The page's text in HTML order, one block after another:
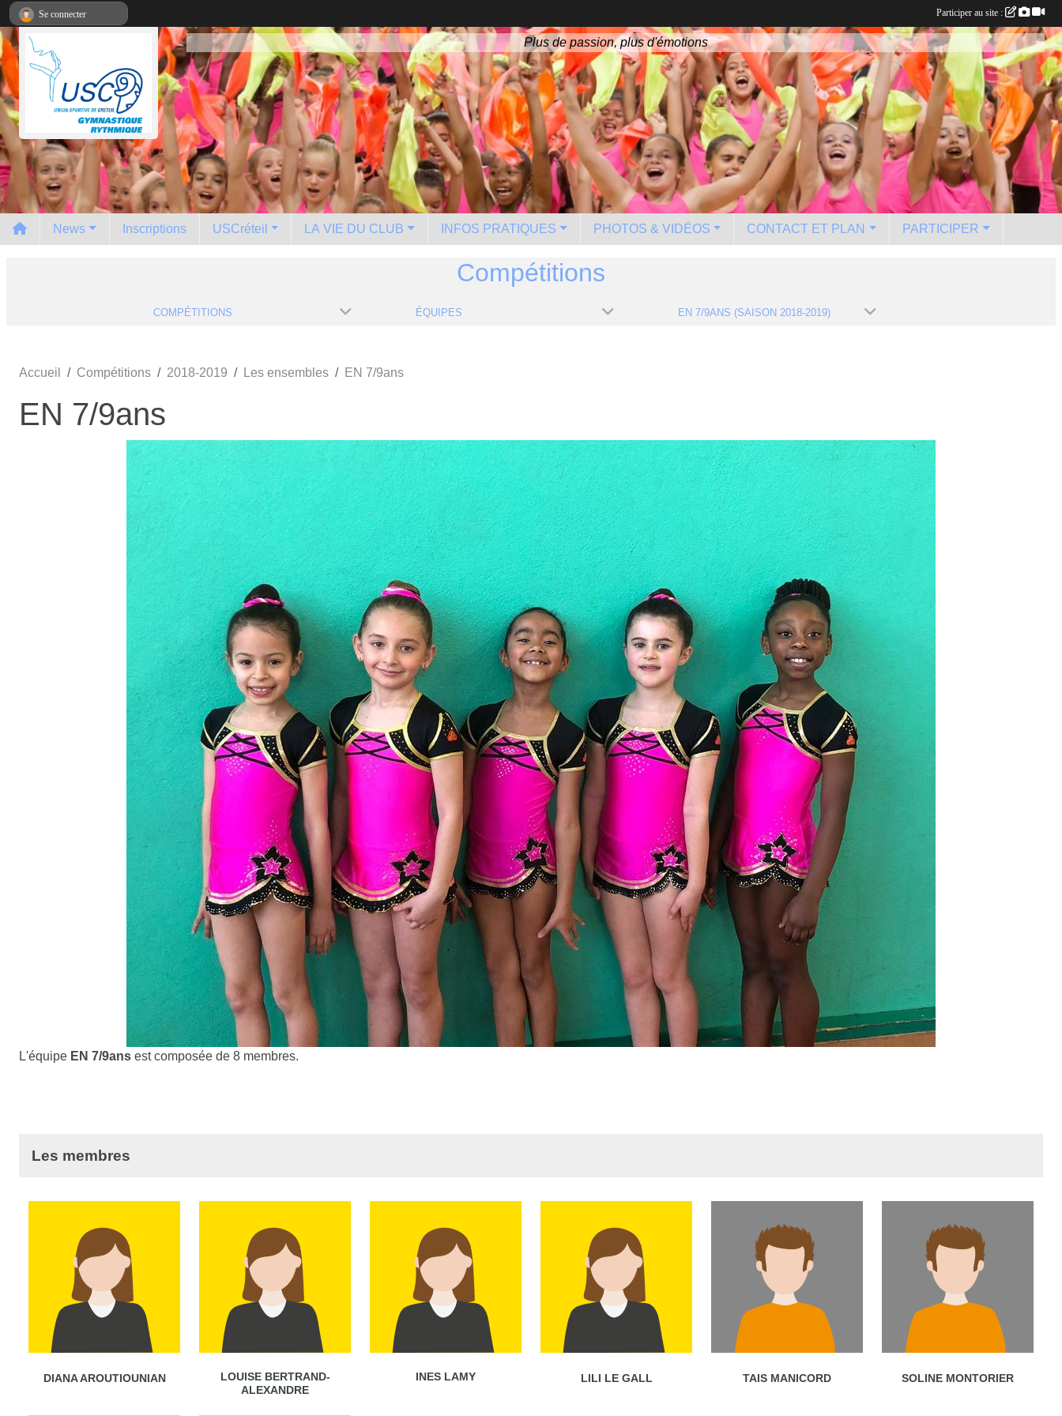
Plus de passion, plus d'émotions
News Inscriptions USCréteil LA VIE DU CLUB INFOS PRATIQUES PHOTOS & VIDÉOS CONTACT ET PLAN PARTICIPER
Compétitions
COMPÉTITIONS ÉQUIPES EN 7/9ANS (SAISON 2018-2019)
Accueil Compétitions 2018-2019 Les ensembles EN 7/9ans
EN 7/9ans
L'équipe EN 7/9ans est composée de 8 membres.
Les membres
DIANA AROUTIOUNIAN
LOUISE BERTRAND-
ALEXANDRE
INES LAMY LILI LE GALL TAIS MANICORD SOLINE MONTORIER
Se connecter Participer au site :
Panneau de gestion des cookies